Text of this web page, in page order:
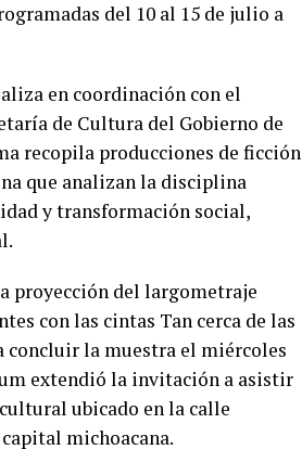
del 10 al 15 de julio a
en coordinación con el
de Cultura del Gobierno de
recopila producciones de ficción
que analizan la disciplina
y transformación social,
proyección del largometraje
con las cintas Tan cerca de las
concluir la muestra el miércoles
extendió la invitación a asistir
ubicado en la calle
michoacana.